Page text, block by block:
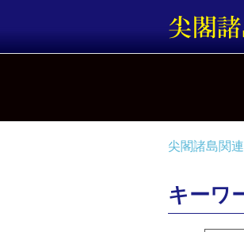
テ
ス
尖閣諸島関
キーワ